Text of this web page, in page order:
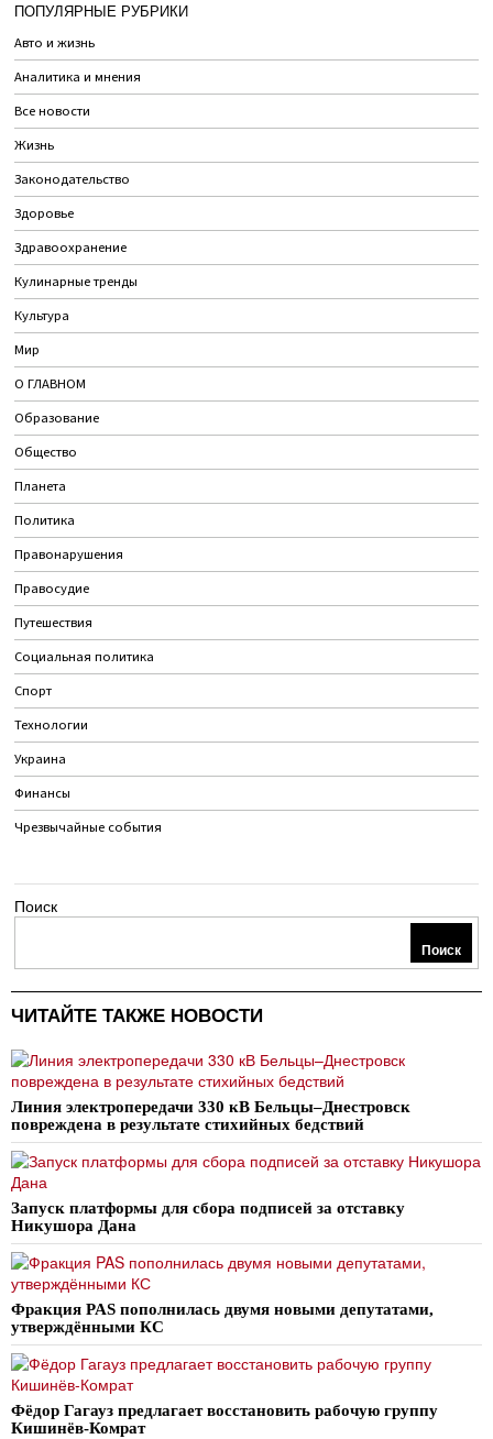
ПОПУЛЯРНЫЕ РУБРИКИ
Авто и жизнь
Аналитика и мнения
Все новости
Жизнь
Законодательство
Здоровье
Здравоохранение
Кулинарные тренды
Культура
Мир
О ГЛАВНОМ
Образование
Общество
Планета
Политика
Правонарушения
Правосудие
Путешествия
Социальная политика
Спорт
Технологии
Украина
Финансы
Чрезвычайные события
Поиск
Поиск
ЧИТАЙТЕ ТАКЖЕ НОВОСТИ
Линия электропередачи 330 кВ Бельцы–Днестровск
повреждена в результате стихийных бедствий
Запуск платформы для сбора подписей за отставку
Никушора Дана
Фракция PAS пополнилась двумя новыми депутатами,
утверждёнными КС
Фёдор Гагауз предлагает восстановить рабочую группу
Кишинёв-Комрат